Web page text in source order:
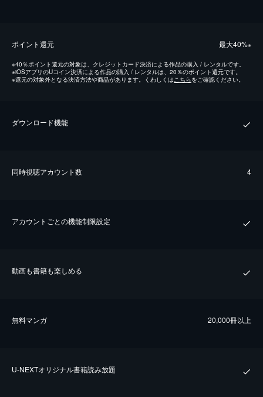
ポイント還元 最⼤40%※
※40％ポイント還元の対象は、クレジットカード決済による作品の購入 / レンタルです。
※iOSアプリのUコイン決済による作品の購入 / レンタルは、20％のポイント還元です。
※還元の対象外となる決済方法や商品があります。くわしくはこちらをご確認ください。
ダウンロード機能
同時視聴アカウント数 4
アカウントごとの機能制限設定
動画も書籍も楽しめる
無料マンガ 20,000冊以上
U-NEXTオリジナル書籍読み放題